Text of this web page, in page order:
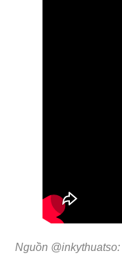
Nguồn @inkythuatso: